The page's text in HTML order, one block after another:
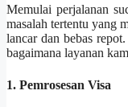
Memulai perjalanan
masalah tertentu yang
lancar dan bebas
bagaimana layanan
1. Pemrosesan Visa